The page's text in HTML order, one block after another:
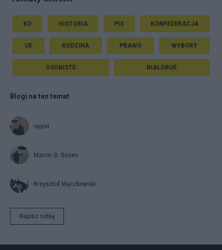
KO HISTORIA PIS KONFEDERACJA
UE RODZINA PRAWO WYBORY
OSOBISTE BIAŁORUŚ
Blogi na ten temat
report
Marcin B. Brixen
Krzysztof Mączkowski
Napisz notkę